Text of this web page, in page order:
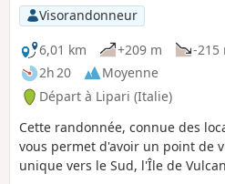
Visorandonneur
6,01 km
+209 m
-215
2h 20
Moyenne
Départ à Lipari (Italie)
Cette randonnée, connue des
vous permet d'avoir un point de
unique vers le Sud, l'Île de